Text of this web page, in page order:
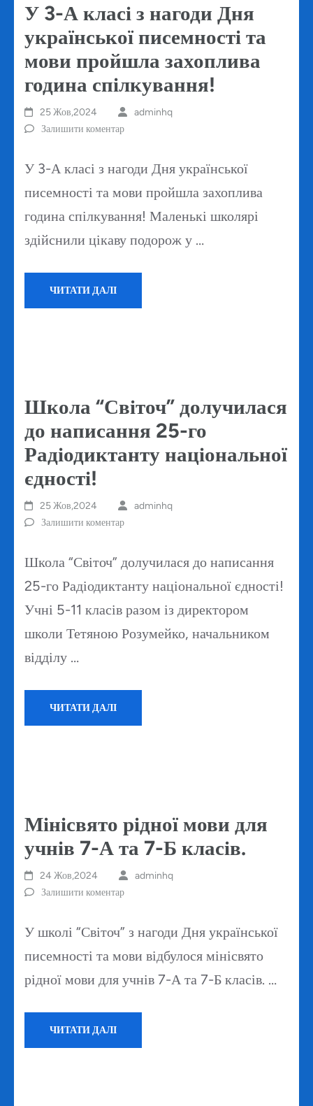
У 3-А класі з нагоди Дня
української писемності та
мови пройшла захоплива
година спілкування!
25 Жов,2024
adminhq
Залишити коментар
У 3-А класі з нагоди Дня української
писемності та мови пройшла захоплива
година спілкування! Маленькі школярі
здійснили цікаву подорож у …
ЧИТАТИ ДАЛІ
Школа “Світоч” долучилася
до написання 25-го
Радіодиктанту національної
єдності!
25 Жов,2024
adminhq
Залишити коментар
Школа “Світоч” долучилася до написання
25-го Радіодиктанту національної єдності!
Учні 5-11 класів разом із директором
школи Тетяною Розумейко, начальником
відділу …
ЧИТАТИ ДАЛІ
Мінісвято рідної мови для
учнів 7-А та 7-Б класів.
24 Жов,2024
adminhq
Залишити коментар
У школі “Світоч” з нагоди Дня української
писемності та мови відбулося мінісвято
рідної мови для учнів 7-А та 7-Б класів. …
ЧИТАТИ ДАЛІ